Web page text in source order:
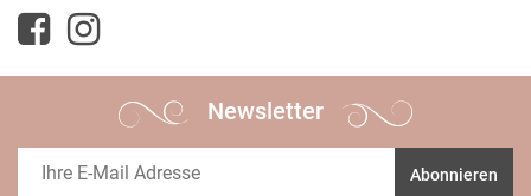
Newsletter
Abonnieren